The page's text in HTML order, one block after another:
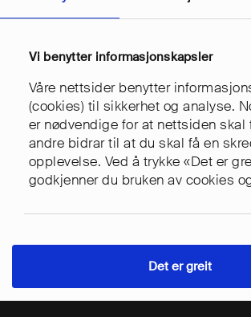
Vi benytter informasjonskapsler
Våre nettsider benytter
(cookies) til sikkerhet og analyse.
er nødvendige for at nettsiden skal
andre bidrar til at du skal få en
opplevelse. Ved å trykke «Det er
godkjenner du bruken av cookies
Det er greit
på utviklingen, med mulighet
Selve nettbutikken er bedre
drømt om. En moderne,
med flere løsninger som er
oss og våre givere.
Avdelingen vår er så stolte
at nettsiden flere ganger har
fram internt i organisasjonen.
oss til et langt samarbeid med
Lasse Onarheim Dahl, Norsk
Kontakt Tjenester